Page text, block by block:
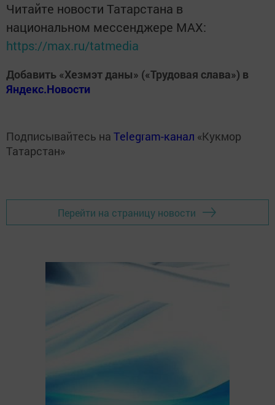
Читайте новости Татарстана в
национальном мессенджере MАХ:
https://max.ru/tatmedia
Добавить «Хезмэт даны» («Трудовая слава») в
Яндекс.Новости
Подписывайтесь на Telegram-канал «Кукмор
Татарстан»
Перейти на страницу новости